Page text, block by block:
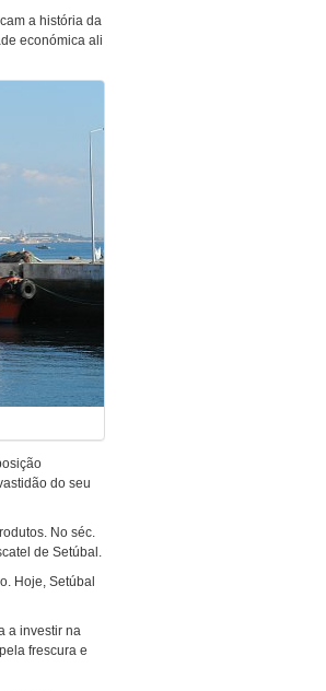
a história da
económica ali
do seu
No séc.
de Setúbal.
Hoje, Setúbal
a investir na
frescura e